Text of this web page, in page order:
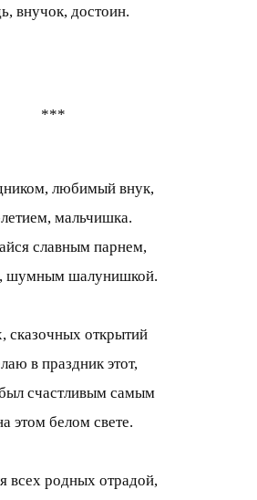
внучок, достоин.
***
любимый внук,
мальчишка.
славным парнем,
шумным шалунишкой.
сказочных открытий
в праздник этот,
счастливым самым
этом белом свете.
всех родных отрадой,